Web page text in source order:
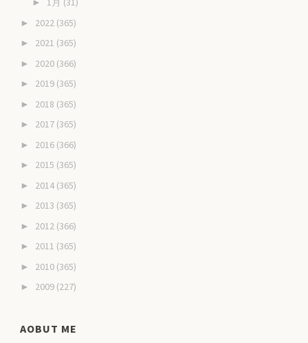
►
► 2022 (365)
► 2021 (365)
► 2020 (366)
► 2019 (365)
► 2018 (365)
► 2017 (365)
► 2016 (366)
► 2015 (365)
► 2014 (365)
► 2013 (365)
► 2012 (366)
► 2011 (365)
► 2010 (365)
► 2009 (227)
AOBUT ME